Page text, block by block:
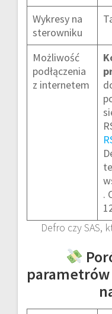
Wykresy na
sterowniku
Możliwość
podłączenia
z internetem
.
Defro czy SAS,